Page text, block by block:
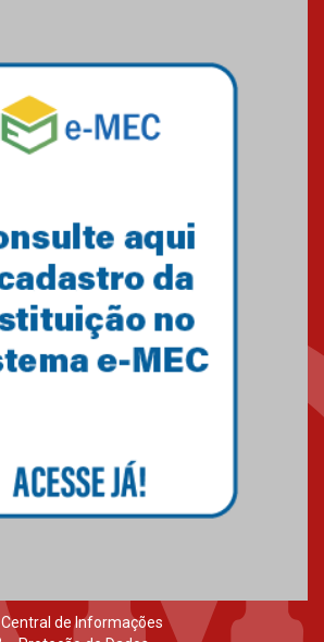
Central de Informações